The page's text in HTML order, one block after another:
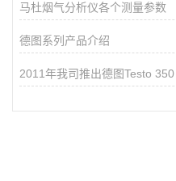
马杜烟气分析仪各个测量参数
德图系列产品介绍